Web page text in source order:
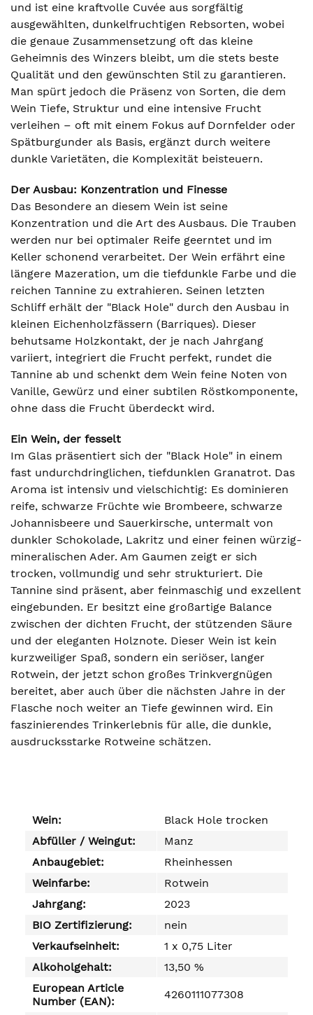
und ist eine kraftvolle Cuvée aus sorgfältig
ausgewählten, dunkelfruchtigen Rebsorten, wobei
die genaue Zusammensetzung oft das kleine
Geheimnis des Winzers bleibt, um die stets beste
Qualität und den gewünschten Stil zu garantieren.
Man spürt jedoch die Präsenz von Sorten, die dem
Wein Tiefe, Struktur und eine intensive Frucht
verleihen – oft mit einem Fokus auf Dornfelder oder
Spätburgunder als Basis, ergänzt durch weitere
dunkle Varietäten, die Komplexität beisteuern.
Der Ausbau: Konzentration und Finesse
Das Besondere an diesem Wein ist seine
Konzentration und die Art des Ausbaus. Die Trauben
werden nur bei optimaler Reife geerntet und im
Keller schonend verarbeitet. Der Wein erfährt eine
längere Mazeration, um die tiefdunkle Farbe und die
reichen Tannine zu extrahieren. Seinen letzten
Schliff erhält der "Black Hole" durch den Ausbau in
kleinen Eichenholzfässern (Barriques). Dieser
behutsame Holzkontakt, der je nach Jahrgang
variiert, integriert die Frucht perfekt, rundet die
Tannine ab und schenkt dem Wein feine Noten von
Vanille, Gewürz und einer subtilen Röstkomponente,
ohne dass die Frucht überdeckt wird.
Ein Wein, der fesselt
Im Glas präsentiert sich der "Black Hole" in einem
fast undurchdringlichen, tiefdunklen Granatrot. Das
Aroma ist intensiv und vielschichtig: Es dominieren
reife, schwarze Früchte wie Brombeere, schwarze
Johannisbeere und Sauerkirsche, untermalt von
dunkler Schokolade, Lakritz und einer feinen würzig-
mineralischen Ader. Am Gaumen zeigt er sich
trocken, vollmundig und sehr strukturiert. Die
Tannine sind präsent, aber feinmaschig und exzellent
eingebunden. Er besitzt eine großartige Balance
zwischen der dichten Frucht, der stützenden Säure
und der eleganten Holznote. Dieser Wein ist kein
kurzweiliger Spaß, sondern ein seriöser, langer
Rotwein, der jetzt schon großes Trinkvergnügen
bereitet, aber auch über die nächsten Jahre in der
Flasche noch weiter an Tiefe gewinnen wird. Ein
faszinierendes Trinkerlebnis für alle, die dunkle,
ausdrucksstarke Rotweine schätzen.
Wein:
Black Hole trocken
Abfüller / Weingut:
Manz
Anbaugebiet:
Rheinhessen
Weinfarbe:
Rotwein
Jahrgang:
2023
BIO Zertifizierung:
nein
Verkaufseinheit:
1 x 0,75 Liter
Alkoholgehalt:
13,50 %
European Article
Number (EAN):
4260111077308